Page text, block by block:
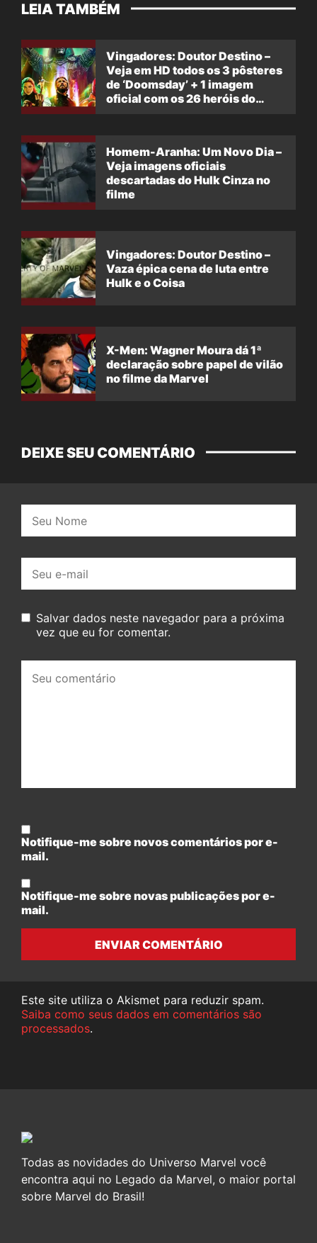
LEIA TAMBÉM
Vingadores: Doutor Destino –
Veja em HD todos os 3 pôsteres
de ‘Doomsday’ + 1 imagem
oficial com os 26 heróis do
Homem-Aranha: Um Novo Dia –
Veja imagens oficiais
descartadas do Hulk Cinza no
filme
Vingadores: Doutor Destino –
Vaza épica cena de luta entre
Hulk e o Coisa
X-Men: Wagner Moura dá 1ª
declaração sobre papel de vilão
no filme da Marvel
DEIXE SEU COMENTÁRIO
mail:
Salvar dados neste navegador para a próxima
vez que eu for comentar.
comentário:
Notifique-me sobre novos comentários por e-
mail.
Notifique-me sobre novas publicações por e-
mail.
ENVIAR COMENTÁRIO
Este site utiliza o Akismet para reduzir spam.
Saiba como seus dados em comentários são
processados.
Todas as novidades do Universo Marvel você
encontra aqui no Legado da Marvel, o maior portal
sobre Marvel do Brasil!